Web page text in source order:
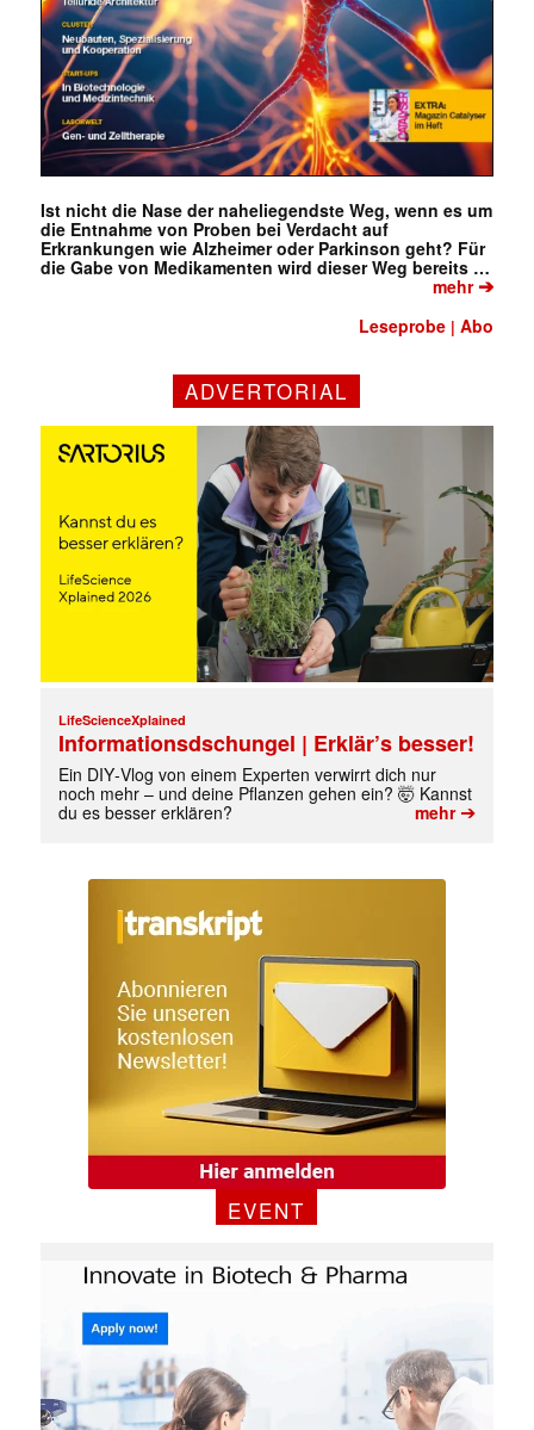
✕
Ist nicht die Nase der naheliegendste Weg, wenn es um
die Entnahme von Proben bei Verdacht auf
Erkrankungen wie Alzheimer oder Parkinson geht? Für
die Gabe von Medikamenten wird dieser Weg bereits …
mehr➔
Leseprobe |Abo
ADVERTORIAL
LifeScienceXplained
Informationsdschungel | Erklär’s besser!
Ein DIY‑Vlog von einem Experten verwirrt dich nur
noch mehr – und deine Pflanzen gehen ein? 🤯 Kannst
du es besser erklären?
mehr➔
EVENT